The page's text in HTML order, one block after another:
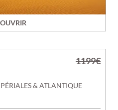
& ATLANTIQUE
1199€